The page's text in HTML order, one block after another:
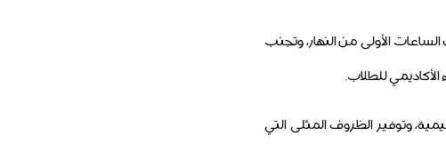
الأولى من النهار، وتجنب
للطلاب.
وتوفير الظروف المثلى التي